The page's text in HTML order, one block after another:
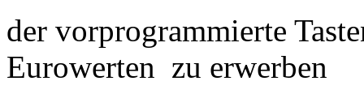
der vorprogrammierte
Eurowerten zu erwerben